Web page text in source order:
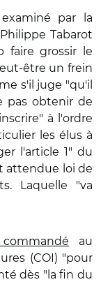
par la
Tabarot
faire grossir le
être un frein
s'il juge "qu'il
pas obtenir de
à l'ordre
les élus à
l'article 1" du
attendue loi de
Laquelle "va
au
(COI) "pour
dès "la fin du